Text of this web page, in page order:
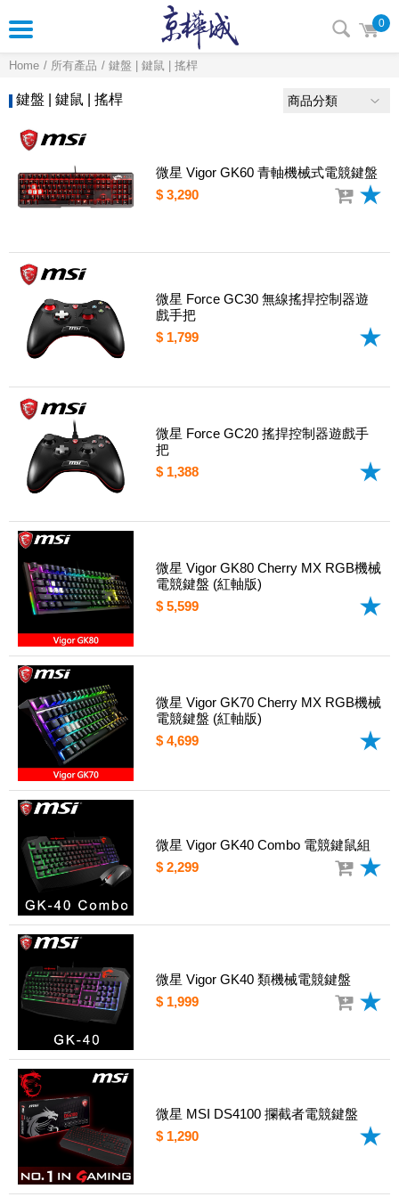
0
Home 所有產品 鍵盤 | 鍵鼠 | 搖桿
鍵盤 | 鍵鼠 | 搖桿 商品分類
微星 Vigor GK60 青軸機械式電競鍵盤
$ 3,290
微星 Force GC30 無線搖捍控制器遊
戲手把
$ 1,799
微星 Force GC20 搖捍控制器遊戲手
把
$ 1,388
微星 Vigor GK80 Cherry MX RGB機械
電競鍵盤 (紅軸版)
$ 5,599
微星 Vigor GK70 Cherry MX RGB機械
電競鍵盤 (紅軸版)
$ 4,699
微星 Vigor GK40 Combo 電競鍵鼠組
$ 2,299
微星 Vigor GK40 類機械電競鍵盤
$ 1,999
微星 MSI DS4100 攔截者電競鍵盤
$ 1,290